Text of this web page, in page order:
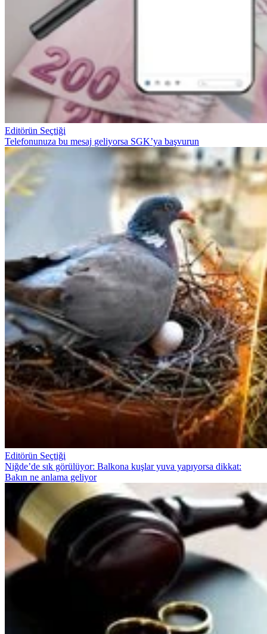
Editörün Seçtiği
Telefonunuza bu mesaj geliyorsa SGK’ya başvurun
Editörün Seçtiği
Niğde’de sık görülüyor: Balkona kuşlar yuva yapıyorsa dikkat:
Bakın ne anlama geliyor